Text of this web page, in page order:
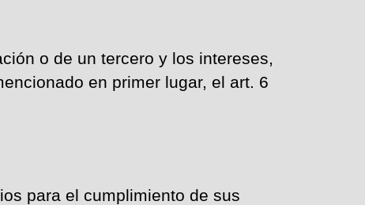
o de un tercero y los intereses,
en primer lugar, el art. 6
para el cumplimiento de sus